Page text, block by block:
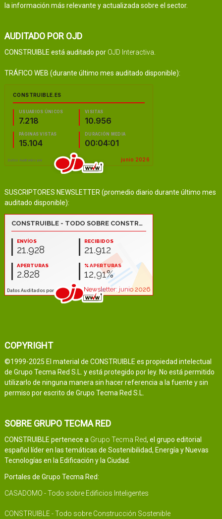
la información más relevante y actualizada sobre el sector.
AUDITADO POR OJD
CONSTRUIBLE está auditado por OJD Interactiva.
TRÁFICO WEB (durante último mes auditado disponible):
SUSCRIPTORES NEWSLETTER (promedio diario durante último mes
auditado disponible):
COPYRIGHT
©1999-2025 El material de CONSTRUIBLE es propiedad intelectual
de Grupo Tecma Red S.L. y está protegido por ley. No está permitido
utilizarlo de ninguna manera sin hacer referencia a la fuente y sin
permiso por escrito de Grupo Tecma Red S.L.
SOBRE GRUPO TECMA RED
CONSTRUIBLE pertenece a Grupo Tecma Red, el grupo editorial
español líder en las temáticas de Sostenibilidad, Energía y Nuevas
Tecnologías en la Edificación y la Ciudad.
Portales de Grupo Tecma Red:
CASADOMO - Todo sobre Edificios Inteligentes
CONSTRUIBLE - Todo sobre Construcción Sostenible